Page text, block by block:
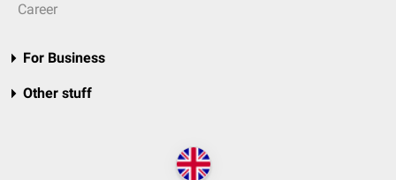
Career
For Business
Other stuff